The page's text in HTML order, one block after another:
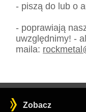
- piszą do lub o
- poprawiają
uwzględnimy! -
maila: rockmetal
Zobacz